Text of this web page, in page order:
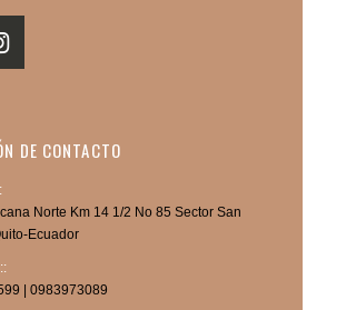
DE CONTACTO
Norte Km 14 1/2 No 85 Sector San
Ecuador
| 0983973089